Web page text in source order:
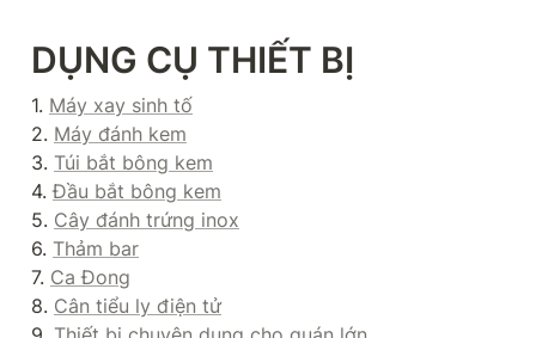
DỤNG CỤ THIẾT BỊ
1. Máy xay sinh tố
2. Máy đánh kem
3. Túi bắt bông kem
4. Đầu bắt bông kem
5. Cây đánh trứng inox
6. Thảm bar
7. Ca Đong
8. Cân tiểu ly điện tử